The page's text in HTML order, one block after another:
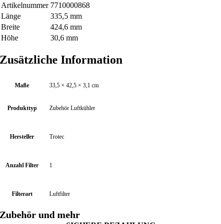
Artikelnummer 7710000868
Länge
335,5 mm
Breite
424,6 mm
Höhe
30,6 mm
Zusätzliche Information
Maße 33,5 × 42,5 × 3,1 cm
Produkttyp Zubehör Luftkühler
Hersteller Trotec
Anzahl Filter 1
Filterart Luftfilter
Zubehör und mehr